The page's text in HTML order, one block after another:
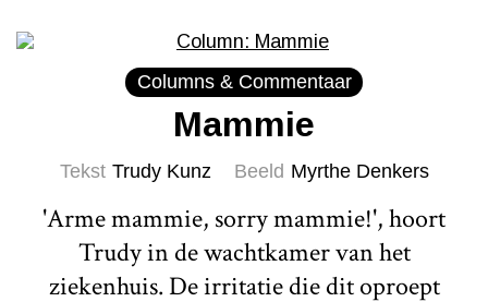
Columns & Commentaar
Mammie
Tekst Trudy Kunz Beeld Myrthe Denkers
'Arme mammie, sorry mammie!', hoort
Trudy in de wachtkamer van het
ziekenhuis. De irritatie die dit oproept